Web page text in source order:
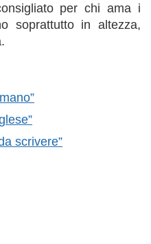
per chi ama i
soprattutto in altezza,
scrivere”